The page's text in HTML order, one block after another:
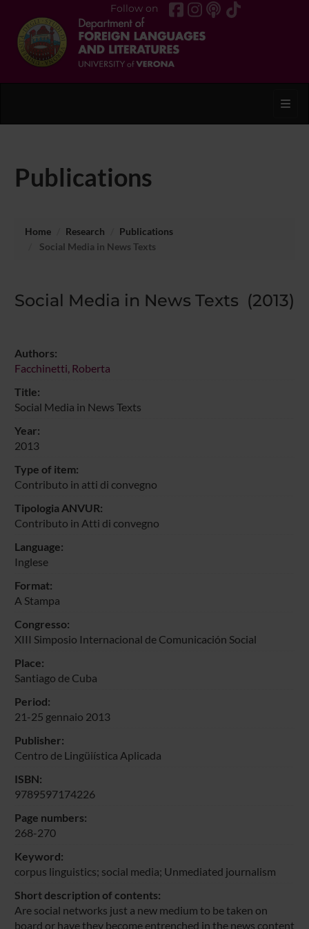
Follow on
Publications
Home Research
Publications
Social Media in News Texts
Social Media in News Texts (2013)
Authors:
Facchinetti, Roberta
Title:
Social Media in News Texts
Year:
2013
Type of item:
Contributo in atti di convegno
Tipologia ANVUR:
Contributo in Atti di convegno
Language:
Inglese
Format:
A Stampa
Congresso:
XIII Simposio Internacional de Comunicación Social
Place:
Santiago de Cuba
Period:
21-25 gennaio 2013
Publisher:
Centro de Lingüiística Aplicada
ISBN:
9789597174226
Page numbers:
268-270
Keyword:
corpus linguistics; social media; Unmediated journalism
Short description of contents:
Are social networks just a new medium to be taken on
board or have they become entrenched in the news content